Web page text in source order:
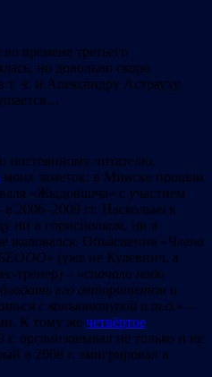
времена третьего
но довольно скоро
т. ч. и Александру Астрауху.
постоянному читателю.
моих заметок: в Минске прошли
«Жыдовішча» с участием
2006–2009 гг. Насколько я
ни в горисполком, ни в
жаловался. Объяснения «Члена
» (уже не Кулевнич, а
тренер) – «сначала надо
его авторитетом и
с конъюнктурой и т.д.» –
К тому же четвёртое
организовывал не только и не
в 2008 г. эмигрировал в